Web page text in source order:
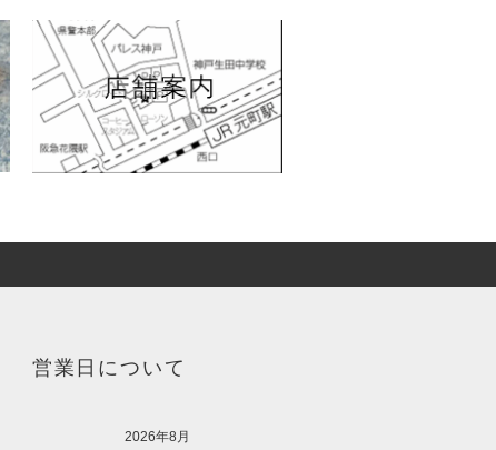
営業日について
2026年8月